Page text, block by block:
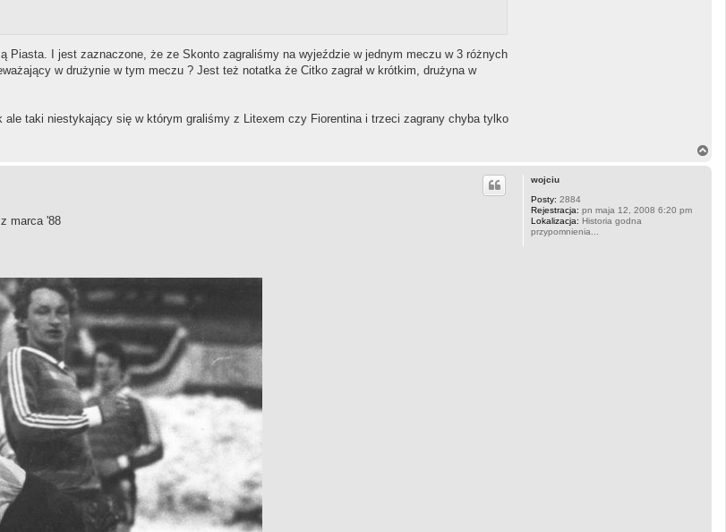
Piasta. I jest zaznaczone, że ze Skonto zagraliśmy na wyjeździe w jednym meczu w 3 różnych
w drużynie w tym meczu ? Jest też notatka że Citko zagrał w krótkim, drużyna w
taki niestykający się w którym graliśmy z Litexem czy Fiorentina i trzeci zagrany chyba tylko
wojciu
Posty: 2884
Rejestracja: pn maja 12, 2008 6:20 pm
Lokalizacja: Historia godna
przypomnienia...
marca '88